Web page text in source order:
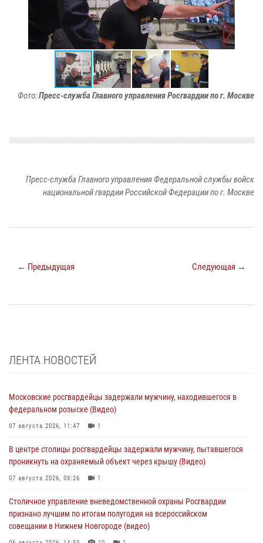
Фото:Пресс-служба Главного управления Росгвардии по г. Москве
Пресс-служба Главного управления Федеральной службы войск
национальной гвардии Российской Федерации по г. Москве
← Предыдущая Следующая →
ЛЕНТА НОВОСТЕЙ
Московские росгвардейцы задержали мужчину, находившегося в
федеральном розыске (Видео)
07 августа 2026, 11:47 1
В центре столицы росгвардейцы задержали мужчину, пытавшегося
проникнуть на охраняемый объект через крышу (Видео)
07 августа 2026, 09:26 1
Столичное управление вневедомственной охраны Росгвардии
признано лучшим по итогам полугодия на всероссийском
совещании в Нижнем Новгороде (видео)